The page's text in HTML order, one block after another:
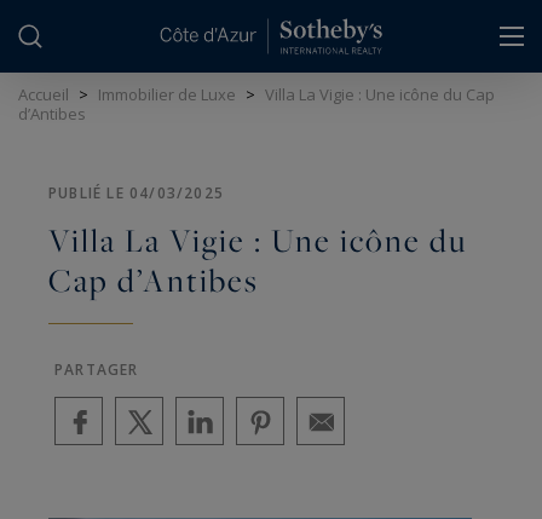
Accueil > Immobilier de Luxe > Villa La Vigie : Une icône du Cap
d’Antibes
PUBLIÉ LE 04/03/2025
Villa La Vigie : Une icône du
Cap d’Antibes
PARTAGER